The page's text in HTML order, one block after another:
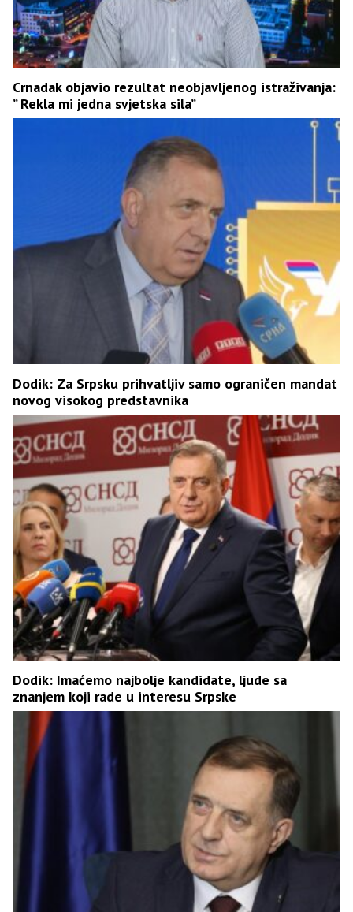
Crnadak objavio rezultat neobjavljenog istraživanja:
” Rekla mi jedna svjetska sila”
Dodik: Za Srpsku prihvatljiv samo ograničen mandat
novog visokog predstavnika
Dodik: Imaćemo najbolje kandidate, ljude sa
znanjem koji rade u interesu Srpske